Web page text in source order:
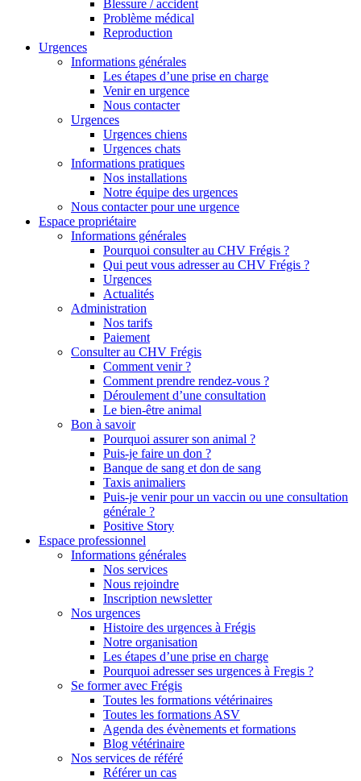
Blessure / accident
Problème médical
Reproduction
Urgences
Informations générales
Les étapes d’une prise en charge
Venir en urgence
Nous contacter
Urgences
Urgences chiens
Urgences chats
Informations pratiques
Nos installations
Notre équipe des urgences
Nous contacter pour une urgence
Espace propriétaire
Informations générales
Pourquoi consulter au CHV Frégis ?
Qui peut vous adresser au CHV Frégis ?
Urgences
Actualités
Administration
Nos tarifs
Paiement
Consulter au CHV Frégis
Comment venir ?
Comment prendre rendez-vous ?
Déroulement d’une consultation
Le bien-être animal
Bon à savoir
Pourquoi assurer son animal ?
Puis-je faire un don ?
Banque de sang et don de sang
Taxis animaliers
Puis-je venir pour un vaccin ou une consultation
générale ?
Positive Story
Espace professionnel
Informations générales
Nos services
Nous rejoindre
Inscription newsletter
Nos urgences
Histoire des urgences à Frégis
Notre organisation
Les étapes d’une prise en charge
Pourquoi adresser ses urgences à Fregis ?
Se former avec Frégis
Toutes les formations vétérinaires
Toutes les formations ASV
Agenda des évènements et formations
Blog vétérinaire
Nos services de référé
Référer un cas